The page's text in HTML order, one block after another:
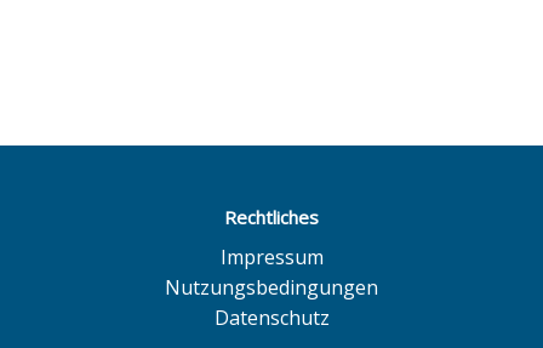
Rechtliches
Impressum
Nutzungsbedingungen
Datenschutz